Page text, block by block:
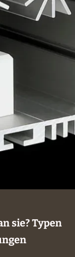
sie? Typen